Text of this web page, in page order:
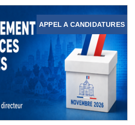
APPEL A CANDIDATURES